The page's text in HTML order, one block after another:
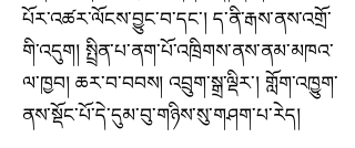
པོར་འཚར་ལོངས་བྱུང་བ་དང་། ད་ནི་རྒས་ནས་འགྲོ་
གི་འདུག། སྤྲིན་པ་ནག་པོ་འཁྲིགས་ནས་ནམ་མཁའ་
ལ་ཁྱབ། ཆར་བ་བབས། འབྲུག་སྒྲ་ལྡིར་། གློག་འཁྱུག་
ནས་སྡོང་པོ་དེ་དུམ་བུ་གཉིས་སུ་གཤག་པ་རེད།